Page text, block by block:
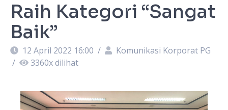
Raih Kategori “Sangat
Baik”
12 April 2022 16:00 /
Komunikasi Korporat PG
/
3360x dilihat